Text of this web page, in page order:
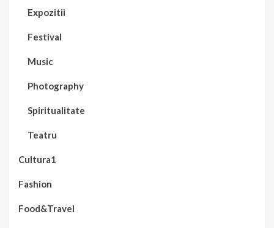
Expozitii
Festival
Music
Photography
Spiritualitate
Teatru
Cultura1
Fashion
Food&Travel